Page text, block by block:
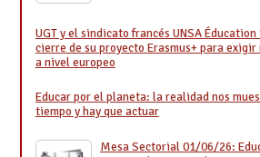
UGT y el sindicato francés UNSA
cierre de su proyecto Erasmus+ para
a nivel europeo
Educar por el planeta: la realidad nos
tiempo y hay que actuar
Mesa Sectorial 01/06/26: